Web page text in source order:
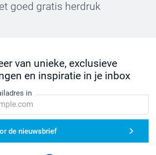
goed gratis herdruk
van unieke, exclusieve
en inspiratie in je inbox
in
de nieuwsbrief